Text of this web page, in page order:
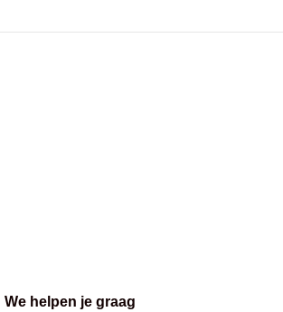
We helpen je graag